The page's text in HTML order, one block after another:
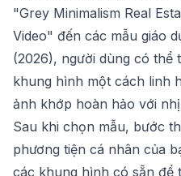
"Grey Minimalism Real
Video" đến các mẫu giáo
(2026), người dùng có thể
khung hình một cách linh
ảnh khớp hoàn hảo với
Sau khi chọn mẫu, bước
phương tiện cá nhân của
các khung hình có sẵn để